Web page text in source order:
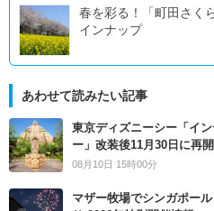
春を彩る！「町田さく
インナップ
あわせて読みたい記事
東京ディズニーシー「イ
ー」改装後11月30日に再開
08月10日 15時00分
マザー牧場でシンガポー